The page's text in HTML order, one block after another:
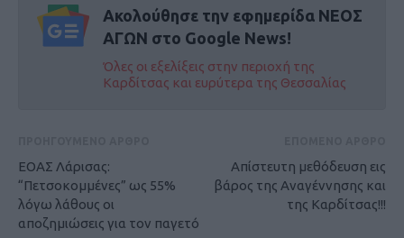
Ακολούθησε την εφημερίδα ΝΕΟΣ
ΑΓΩΝ στο Google News!
Όλες οι εξελίξεις στην περιοχή της
Καρδίτσας και ευρύτερα της Θεσσαλίας
ΕΟΑΣ Λάρισας:
“Πετσοκομμένες” ως 55%
λόγω λάθους οι
αποζημιώσεις για τον παγετό
Απίστευτη μεθόδευση εις
βάρος της Αναγέννησης και
της Καρδίτσας!!!